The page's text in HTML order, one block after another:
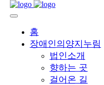
홈
장애인의양지누림
법인소개
향하는 곳
걸어온 길